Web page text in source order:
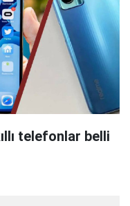
telefonlar belli